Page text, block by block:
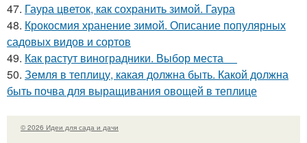
47. Гаура цветок, как сохранить зимой. Гаура
48. Крокосмия хранение зимой. Описание популярных
садовых видов и сортов
49. Как растут виноградники. Выбор места
50. Земля в теплицу, какая должна быть. Какой должна
быть почва для выращивания овощей в теплице
© 2026 Идеи для сада и дачи